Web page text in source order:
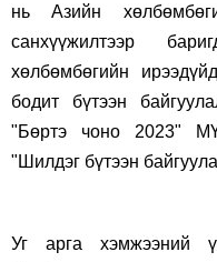
нь Азийн
санхүүжилтээр
хөлбөмбөгийн
бодит бүтээн
"Бөртэ чоно 2023"
"Шилдэг бүтээн
Уг арга хэмжээний